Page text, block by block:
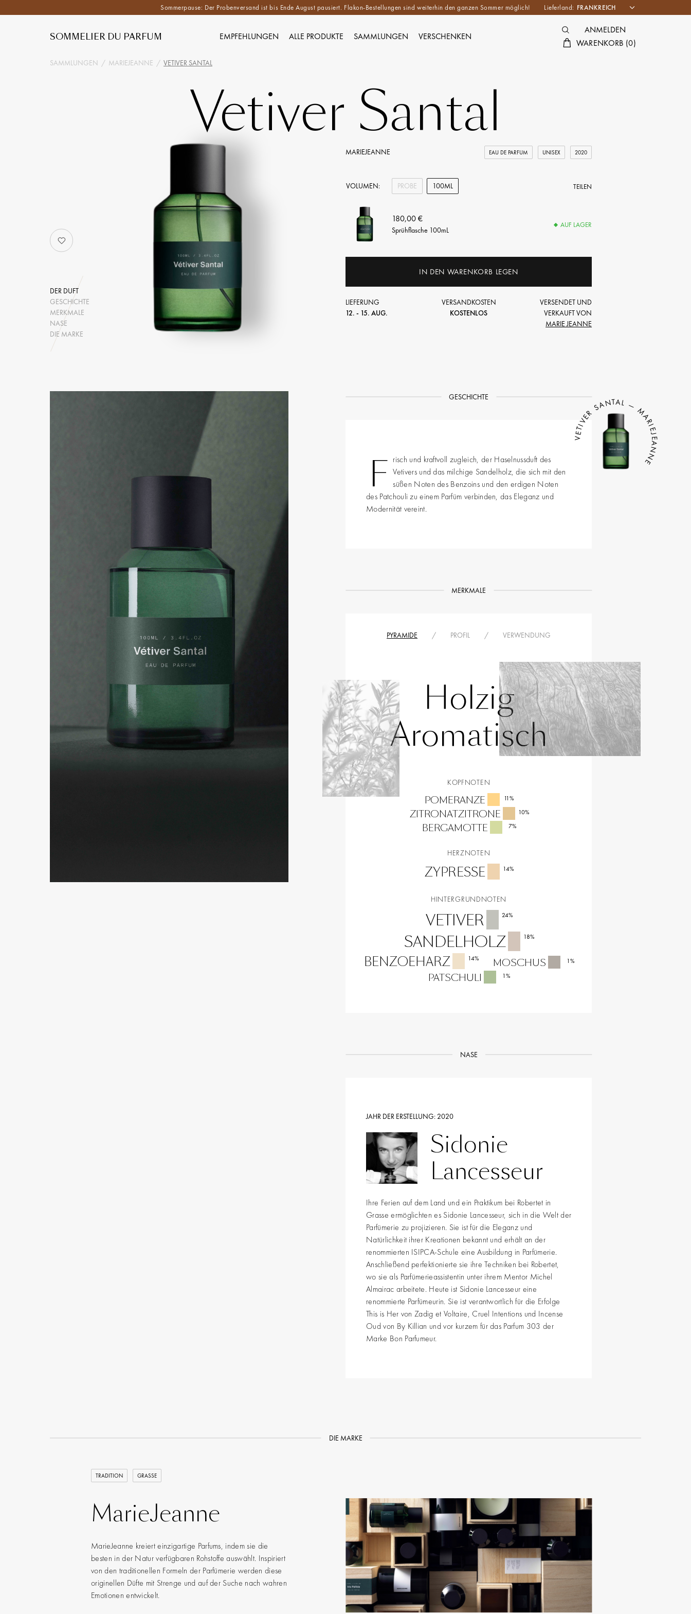
Sommerpause: Der Probenversand ist bis Ende August pausiert. Flakon-Bestellungen sind weiterhin den ganzen Sommer möglich! Lieferland:
SOMMELIER DU PARFUM EMPFEHLUNGEN ALLE PRODUKTE SAMMLUNGEN VERSCHENKEN
ANMELDEN
WARENKORB (0)
SAMMLUNGEN / MARIEJEANNE / VETIVER SANTAL
Vetiver Santal
DER DUFT
GESCHICHTE
MERKMALE
NASE
DIE MARKE
MARIEJEANNE EAU DE PARFUM UNISEX 2020
VOLUMEN: PROBE 100ML TEILEN
180,00 €
Sprühflasche 100mL
AUF LAGER
IN DEN WARENKORB LEGEN
LIEFERUNG
12. - 15. AUG.
VERSANDKOSTEN
KOSTENLOS
VERSENDET UND
VERKAUFT VON
MARIE JEANNE
GESCHICHTE
F risch und kraftvoll zugleich, der Haselnussduft des
Vetivers und das milchige Sandelholz, die sich mit den
süßen Noten des Benzoins und den erdigen Noten
des Patchouli zu einem Parfüm verbinden, das Eleganz und
Modernität vereint.
VETIVER SANTAL — MARIEJEANNE
MERKMALE
PYRAMIDE / PROFIL / VERWENDUNG
Holzig
Aromatisch
KOPFNOTEN
POMERANZE 11%
ZITRONATZITRONE 10%
BERGAMOTTE 7%
HERZNOTEN
ZYPRESSE 14%
HINTERGRUNDNOTEN
VETIVER 24%
SANDELHOLZ 18%
BENZOEHARZ 14% MOSCHUS 1%
PATSCHULI 1%
NASE
JAHR DER ERSTELLUNG: 2020
Sidonie
Lancesseur
Ihre Ferien auf dem Land und ein Praktikum bei Robertet in
Grasse ermöglichten es Sidonie Lancesseur, sich in die Welt der
Parfümerie zu projizieren. Sie ist für die Eleganz und
Natürlichkeit ihrer Kreationen bekannt und erhält an der
renommierten ISIPCA-Schule eine Ausbildung in Parfümerie.
Anschließend perfektionierte sie ihre Techniken bei Robertet,
wo sie als Parfümerieassistentin unter ihrem Mentor Michel
Almairac arbeitete. Heute ist Sidonie Lancesseur eine
renommierte Parfümeurin. Sie ist verantwortlich für die Erfolge
This is Her von Zadig et Voltaire, Cruel Intentions und Incense
Oud von By Killian und vor kurzem für das Parfum 303 der
Marke Bon Parfumeur.
DIE MARKE
TRADITION GRASSE
MarieJeanne
MarieJeanne kreiert einzigartige Parfums, indem sie die
besten in der Natur verfügbaren Rohstoffe auswählt. Inspiriert
von den traditionellen Formeln der Parfümerie werden diese
originellen Düfte mit Strenge und auf der Suche nach wahren
Emotionen entwickelt.